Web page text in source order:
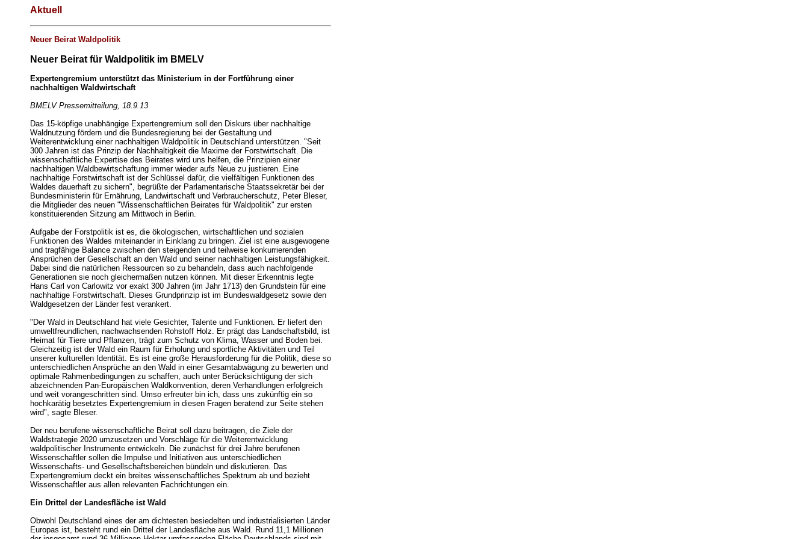
Aktuell
Neuer Beirat Waldpolitik
Neuer Beirat für Waldpolitik im BMELV
Expertengremium unterstützt das Ministerium in der Fortführung einer
nachhaltigen Waldwirtschaft
BMELV Pressemitteilung, 18.9.13
Das 15-köpfige unabhängige Expertengremium soll den Diskurs über nachhaltige
Waldnutzung fördern und die Bundesregierung bei der Gestaltung und
Weiterentwicklung einer nachhaltigen Waldpolitik in Deutschland unterstützen. "Seit
300 Jahren ist das Prinzip der Nachhaltigkeit die Maxime der Forstwirtschaft. Die
wissenschaftliche Expertise des Beirates wird uns helfen, die Prinzipien einer
nachhaltigen Waldbewirtschaftung immer wieder aufs Neue zu justieren. Eine
nachhaltige Forstwirtschaft ist der Schlüssel dafür, die vielfältigen Funktionen des
Waldes dauerhaft zu sichern", begrüßte der Parlamentarische Staatssekretär bei der
Bundesministerin für Ernährung, Landwirtschaft und Verbraucherschutz, Peter Bleser,
die Mitglieder des neuen "Wissenschaftlichen Beirates für Waldpolitik" zur ersten
konstituierenden Sitzung am Mittwoch in Berlin.
Aufgabe der Forstpolitik ist es, die ökologischen, wirtschaftlichen und sozialen
Funktionen des Waldes miteinander in Einklang zu bringen. Ziel ist eine ausgewogene
und tragfähige Balance zwischen den steigenden und teilweise konkurrierenden
Ansprüchen der Gesellschaft an den Wald und seiner nachhaltigen Leistungsfähigkeit.
Dabei sind die natürlichen Ressourcen so zu behandeln, dass auch nachfolgende
Generationen sie noch gleichermaßen nutzen können. Mit dieser Erkenntnis legte
Hans Carl von Carlowitz vor exakt 300 Jahren (im Jahr 1713) den Grundstein für eine
nachhaltige Forstwirtschaft. Dieses Grundprinzip ist im Bundeswaldgesetz sowie den
Waldgesetzen der Länder fest verankert.
"Der Wald in Deutschland hat viele Gesichter, Talente und Funktionen. Er liefert den
umweltfreundlichen, nachwachsenden Rohstoff Holz. Er prägt das Landschaftsbild, ist
Heimat für Tiere und Pflanzen, trägt zum Schutz von Klima, Wasser und Boden bei.
Gleichzeitig ist der Wald ein Raum für Erholung und sportliche Aktivitäten und Teil
unserer kulturellen Identität. Es ist eine große Herausforderung für die Politik, diese so
unterschiedlichen Ansprüche an den Wald in einer Gesamtabwägung zu bewerten und
optimale Rahmenbedingungen zu schaffen, auch unter Berücksichtigung der sich
abzeichnenden Pan-Europäischen Waldkonvention, deren Verhandlungen erfolgreich
und weit vorangeschritten sind. Umso erfreuter bin ich, dass uns zukünftig ein so
hochkarätig besetztes Expertengremium in diesen Fragen beratend zur Seite stehen
wird", sagte Bleser.
Der neu berufene wissenschaftliche Beirat soll dazu beitragen, die Ziele der
Waldstrategie 2020 umzusetzen und Vorschläge für die Weiterentwicklung
waldpolitischer Instrumente entwickeln. Die zunächst für drei Jahre berufenen
Wissenschaftler sollen die Impulse und Initiativen aus unterschiedlichen
Wissenschafts- und Gesellschaftsbereichen bündeln und diskutieren. Das
Expertengremium deckt ein breites wissenschaftliches Spektrum ab und bezieht
Wissenschaftler aus allen relevanten Fachrichtungen ein.
Ein Drittel der Landesfläche ist Wald
Obwohl Deutschland eines der am dichtesten besiedelten und industrialisierten Länder
Europas ist, besteht rund ein Drittel der Landesfläche aus Wald. Rund 11,1 Millionen